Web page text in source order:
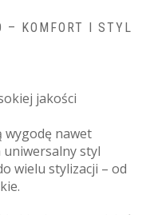
– KOMFORT I STYL
jakości
wygodę nawet
uniwersalny styl
wielu stylizacji – od